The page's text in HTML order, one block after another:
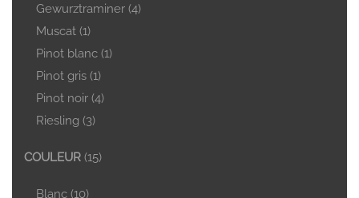
Gewurztraminer (4)
Muscat (1)
Pinot blanc (1)
Pinot gris (1)
Pinot noir (4)
Riesling (3)
COULEUR (15)
Blanc (10)